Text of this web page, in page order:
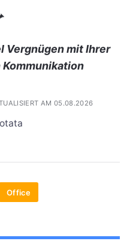
Vergnügen mit Ihrer
AM 05.08.2026
Office